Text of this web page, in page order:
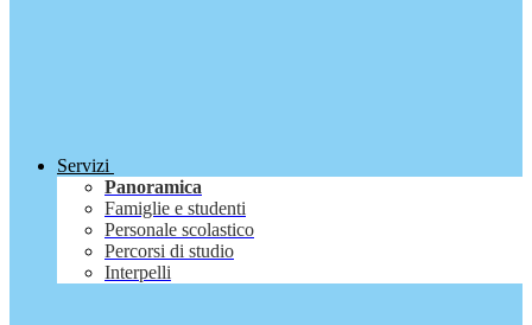
Servizi
Panoramica
Famiglie e studenti
Personale scolastico
Percorsi di studio
Interpelli